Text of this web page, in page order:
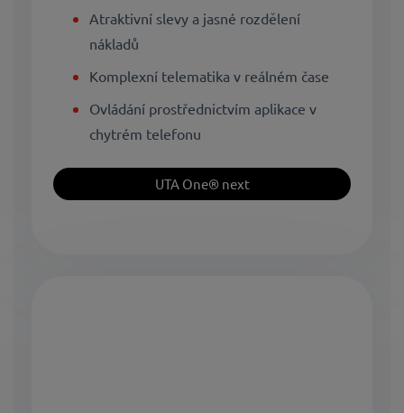
Atraktivní slevy a jasné rozdělení
nákladů
Komplexní telematika v reálném čase
Ovládání prostřednictvím aplikace v
chytrém telefonu
UTA One® next